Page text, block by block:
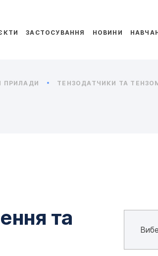
ЗАСТОСУВАННЯ НОВИНИ
ПРИЛАДИ ТЕНЗОДАТЧИКИ ТА
та